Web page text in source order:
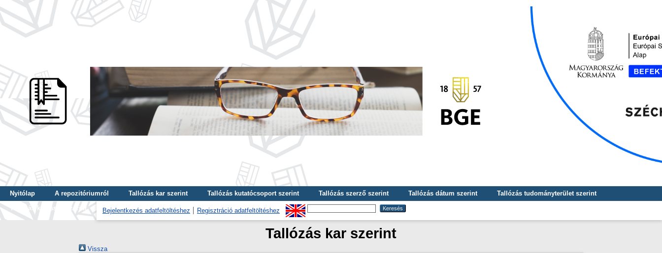
Nyitólap A repozitóriumról Tallózás kar szerint Tallózás kutatócsoport szerint Tallózás szerző szerint Tallózás dátum szerint
Tallózás tudományterület szerint
Tallózás kulcsszó szerint
Bejelentkezés adatfeltöltéshez Regisztráció adatfeltöltéshez
Tallózás kar szerint
Vissza